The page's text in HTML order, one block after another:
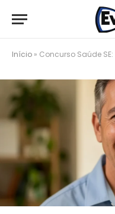
Início » Concurso Saúde SE: PL